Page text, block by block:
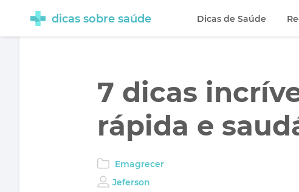
7 dicas
rápida e
Emagrecer
Jeferson
dicas sobre saúde Dicas de Saúde